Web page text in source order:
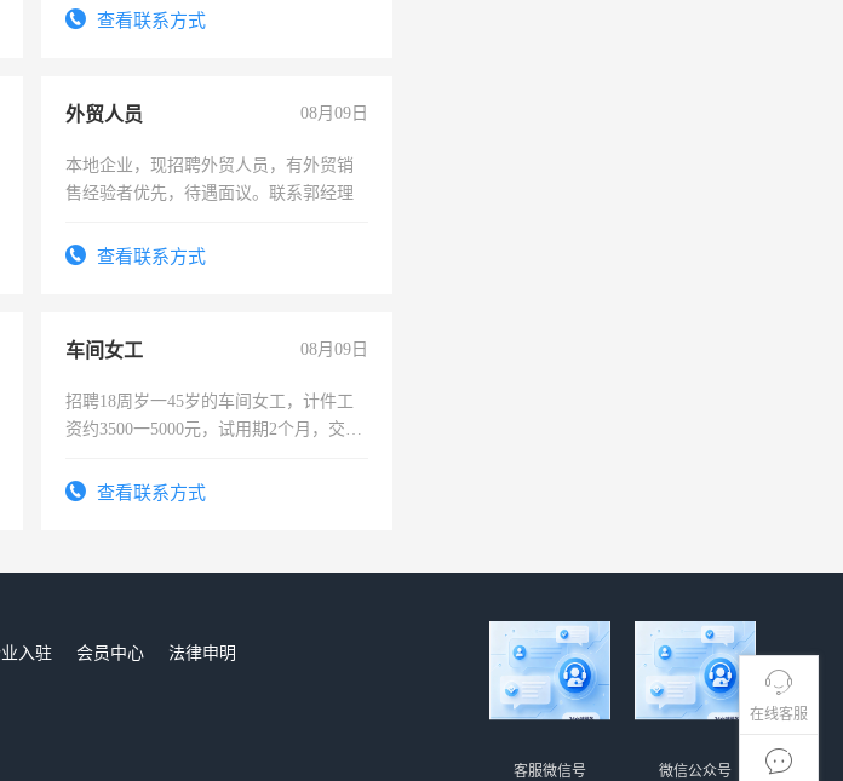
在线客服
试用期1-3个月，转正后交纳五险，
查看联系方式
外贸人员 08月09日
本地企业，现招聘外贸人员，有外贸销
售经验者优先，待遇面议。联系郭经理
查看联系方式
车间女工 08月09日
招聘18周岁一45岁的车间女工，计件工
资约3500一5000元，试用期2个月，交五
查看联系方式
入驻 会员中心
法律申明
微信公众号
客服微信号